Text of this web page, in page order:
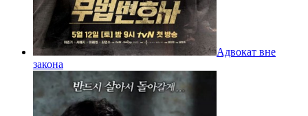
Адвокат вне
закона